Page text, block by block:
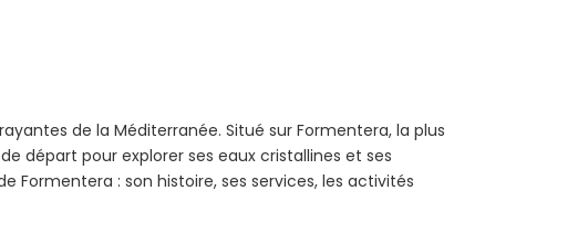
de la Méditerranée. Situé sur Formentera, la plus
départ pour explorer ses eaux cristallines et ses
Formentera : son histoire, ses services, les activités